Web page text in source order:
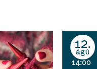
12
ágú
14:00